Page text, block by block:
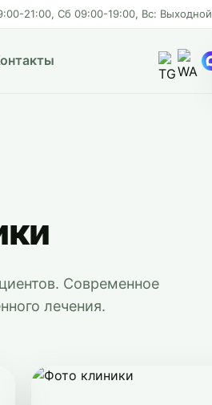
21:00, Сб 09:00-19:00, Вс: Выходной
Современное
лечения.